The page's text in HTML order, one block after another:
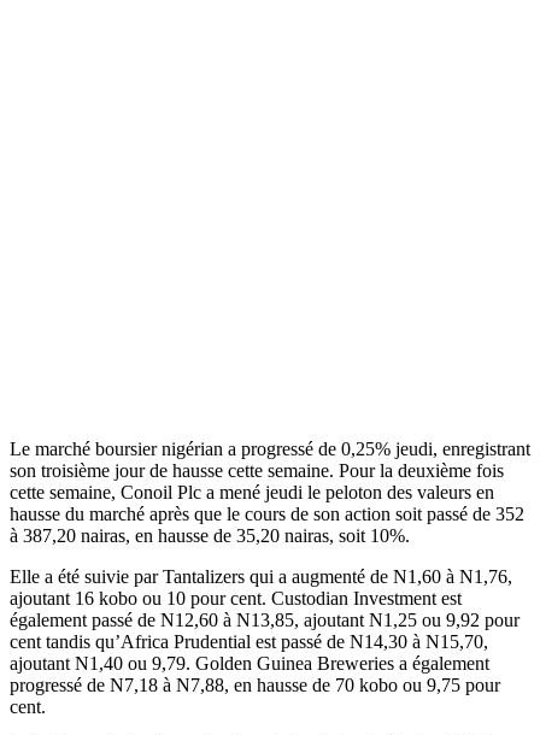
Le marché boursier nigérian a progressé de 0,25% jeudi, enregistrant
son troisième jour de hausse cette semaine. Pour la deuxième fois
cette semaine, Conoil Plc a mené jeudi le peloton des valeurs en
hausse du marché après que le cours de son action soit passé de 352
à 387,20 nairas, en hausse de 35,20 nairas, soit 10%.
Elle a été suivie par Tantalizers qui a augmenté de N1,60 à N1,76,
ajoutant 16 kobo ou 10 pour cent. Custodian Investment est
également passé de N12,60 à N13,85, ajoutant N1,25 ou 9,92 pour
cent tandis qu’Africa Prudential est passé de N14,30 à N15,70,
ajoutant N1,40 ou 9,79. Golden Guinea Breweries a également
progressé de N7,18 à N7,88, en hausse de 70 kobo ou 9,75 pour
cent.